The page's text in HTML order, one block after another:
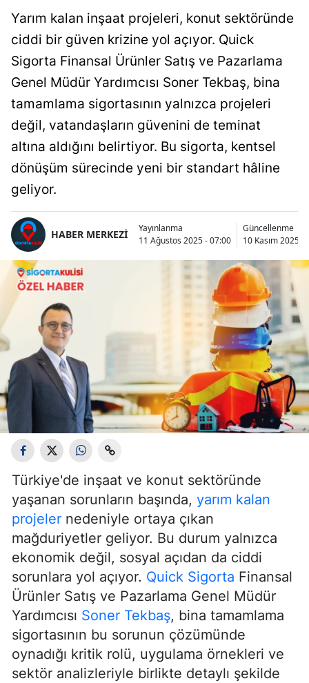
Yarım kalan inşaat projeleri, konut sektöründe
ciddi bir güven krizine yol açıyor. Quick
Sigorta Finansal Ürünler Satış ve Pazarlama
Genel Müdür Yardımcısı Soner Tekbaş, bina
tamamlama sigortasının yalnızca projeleri
değil, vatandaşların güvenini de teminat
altına aldığını belirtiyor. Bu sigorta, kentsel
dönüşüm sürecinde yeni bir standart hâline
geliyor.
HABER MERKEZİ
Yayınlanma
11 Ağustos 2025 - 07:00
Güncellenme
10 Kasım 2025 -
Türkiye'de inşaat ve konut sektöründe
yaşanan sorunların başında, yarım kalan
projeler nedeniyle ortaya çıkan
mağduriyetler geliyor. Bu durum yalnızca
ekonomik değil, sosyal açıdan da ciddi
sorunlara yol açıyor. Quick Sigorta Finansal
Ürünler Satış ve Pazarlama Genel Müdür
Yardımcısı Soner Tekbaş, bina tamamlama
sigortasının bu sorunun çözümünde
oynadığı kritik rolü, uygulama örnekleri ve
sektör analizleriyle birlikte detaylı şekilde